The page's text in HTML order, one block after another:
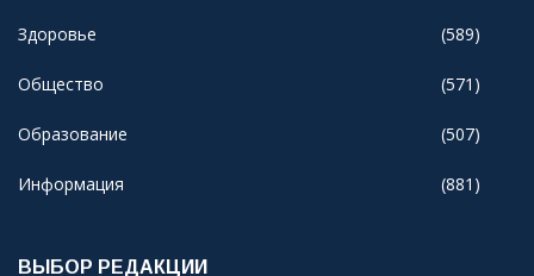
Здоровье (589)
Общество (571)
Образование (507)
Информация (881)
ВЫБОР РЕДАКЦИИ